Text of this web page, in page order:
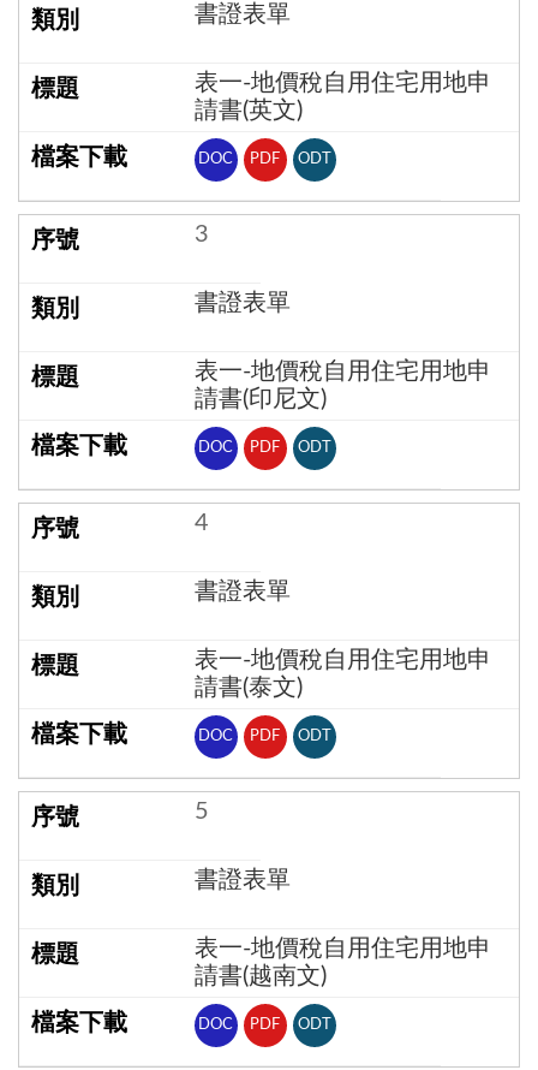
書證表單
表一-地價稅自用住宅用地申
請書(英文)
DOC PDF ODT
3
書證表單
表一-地價稅自用住宅用地申
請書(印尼文)
DOC PDF ODT
4
書證表單
表一-地價稅自用住宅用地申
請書(泰文)
DOC PDF ODT
5
書證表單
表一-地價稅自用住宅用地申
請書(越南文)
DOC PDF ODT